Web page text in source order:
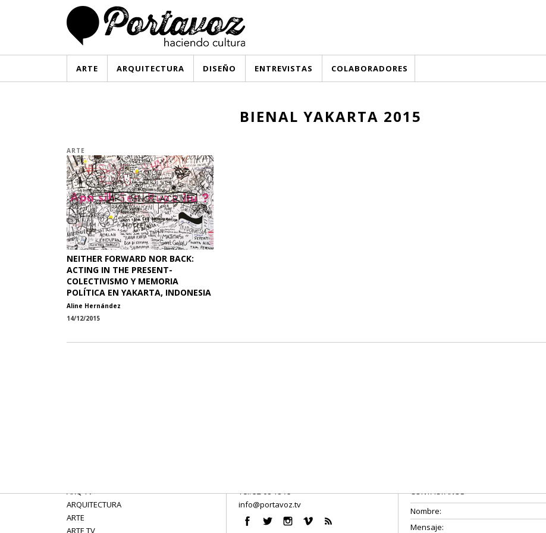
ARTE ARQUITECTURA DISEÑO ENTREVISTAS COLABORADORES
BIENAL YAKARTA 2015
ARTE
NEITHER FORWARD NOR BACK:
ACTING IN THE PRESENT-
COLECTIVISMO Y MEMORIA
POLÍTICA EN YAKARTA, INDONESIA
Aline Hernández
14/12/2015
ARQ TV
ARQUITECTURA
ARTE
ARTE TV
Tel: 52 08 18 75
info@portavoz.tv
CONTÁCTANOS